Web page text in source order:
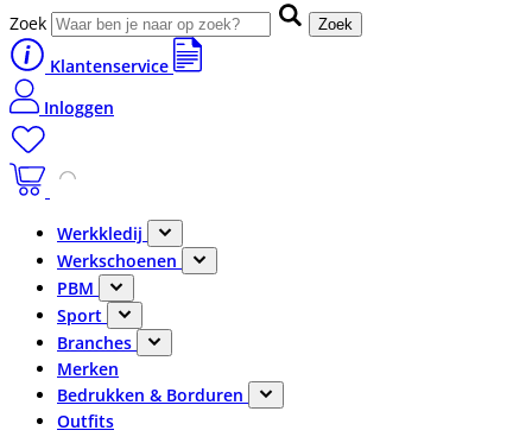
Zoek Zoek
Klantenservice
Inloggen
Werkkledij
Werkschoenen
PBM
Sport
Branches
Merken
Bedrukken & Borduren
Outfits